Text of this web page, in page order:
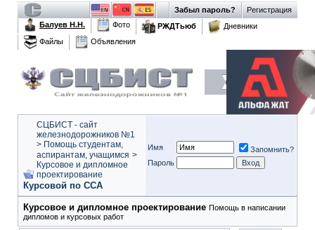
Регистрация
Забыл пароль?
Балуев Н.Н.
Фото РЖДТьюб
Дневники
Файлы
Объявления
СЦБИСТ - сайт
железнодорожников №1
> Помощь студентам,
аспирантам, учащимся >
Курсовое и дипломное
проектирование
Курсовой по ССА
Имя
Запомнить?
Пароль
Курсовое и дипломное проектирование Помощь в написании
дипломов и курсовых работ